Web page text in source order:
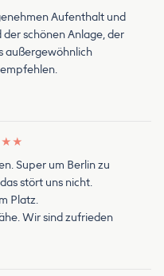
Aufenthalt und
schönen Anlage, der
außergewöhnlich
★ ★
Super um Berlin zu
stört uns nicht.
Platz.
Wir sind zufrieden